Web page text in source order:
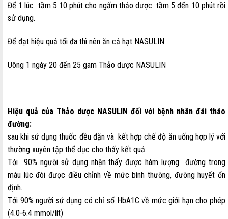
Để 1 lúc tầm 5 10 phút cho ngấm thảo dược tầm 5 đến 10 phút rồi
sử dụng.
Để đạt hiệu quả tối đa thì nên ăn cả hạt NASULIN
Uông 1 ngày 20 đến 25 gam Thảo dược NASULIN
Hiệu quả của Thảo dược NASULIN đối với bệnh nhân đái tháo
đường:
sau khi sử dụng thuốc đều đặn và kết hợp chế độ ăn uống hợp lý với
thường xuyên tập thể dục cho thấy kết quả:
Tới 90% người sử dụng nhận thấy được hàm lượng đường trong
máu lúc đói được điều chỉnh về mức bình thường, đường huyết ổn
định.
Tới 90% người sử dụng có chỉ số HbA1C về mức giới hạn cho phép
(4.0-6.4 mmol/lít)